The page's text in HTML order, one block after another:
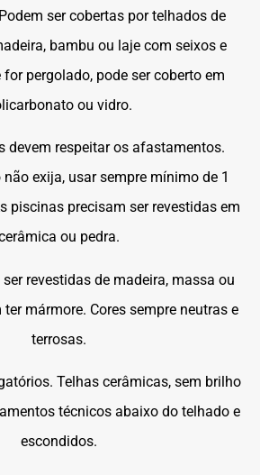
ser cobertas por telhados de
bambu ou laje com seixos e
for pergolado, pode ser coberto em
ou vidro.
devem respeitar os afastamentos.
exija, usar sempre mínimo de 1
piscinas precisam ser revestidas em
ou pedra.
ser revestidas de madeira, massa ou
mármore. Cores sempre neutras e
terrosas.
Telhas cerâmicas, sem brilho
técnicos abaixo do telhado e
escondidos.